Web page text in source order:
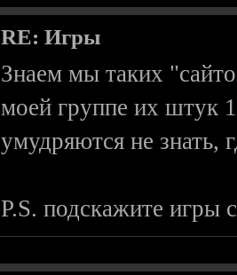
RE: Игры
Знаем мы таких
моей группе их штук
умудряются не знать,
P.S. подскажите